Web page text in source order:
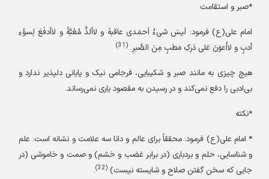
*صبر و استقامت
امام علی(ع)فرمود: لَیسَ شیءُ اَحمَدی عاقبهً و لاألذَّ مُغَبَّةً و لاأدفَعَ لِسوُءِ
أدبٍ و لااُعوَنَ عَلی دَرکِ مَطبٍ مِنَ الصَّبرِ.(31)
هیچ چیزی به مانند صبر و شکیبایی، فرجامی نیک و پایانی دلپذیر ندارد و
بی‌ادبی را دفع نمی‌کند و در رسیدن به مقصود یاری نمی‌رساند.
*نکته
* امام علی(ع)فرمود: محققاً برای عالم و دانا سه علامت و نشانه است: علم
و شناسایی، حلم و بردباری (در برابر غضب و خشم) و صمت و خاموشی (در
جایی که سخن گفتن صلاح و شایسته نیست)(32)